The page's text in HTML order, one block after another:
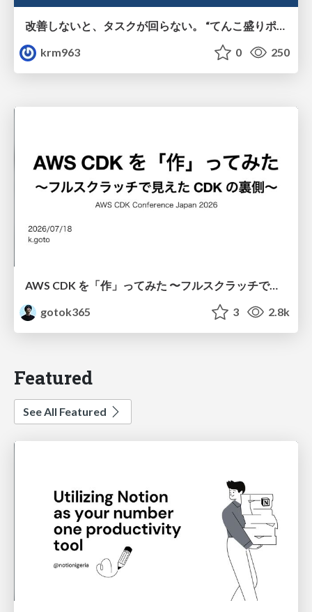
krm963
0 250
AWS CDK を「作」ってみた 〜フルスクラッチで見えた CDK の裏側〜 / aws-cdk-from-scratch
gotok365
3 2.8k
Featured
See All Featured